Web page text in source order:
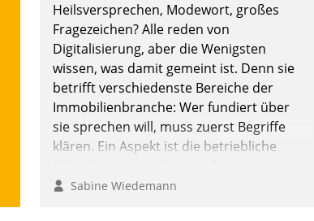
Heilsversprechen, Modewort, großes
Fragezeichen? Alle reden von
Digitalisierung, aber die Wenigsten
wissen, was damit gemeint ist. Denn sie
betrifft verschiedenste Bereiche der
Immobilienbranche: Wer fundiert über
sie sprechen will, muss zuerst Begriffe
klären. Ein Aspekt ist die betriebliche
ermöglichen große Einsparungen durch
Sabine Wiedemann